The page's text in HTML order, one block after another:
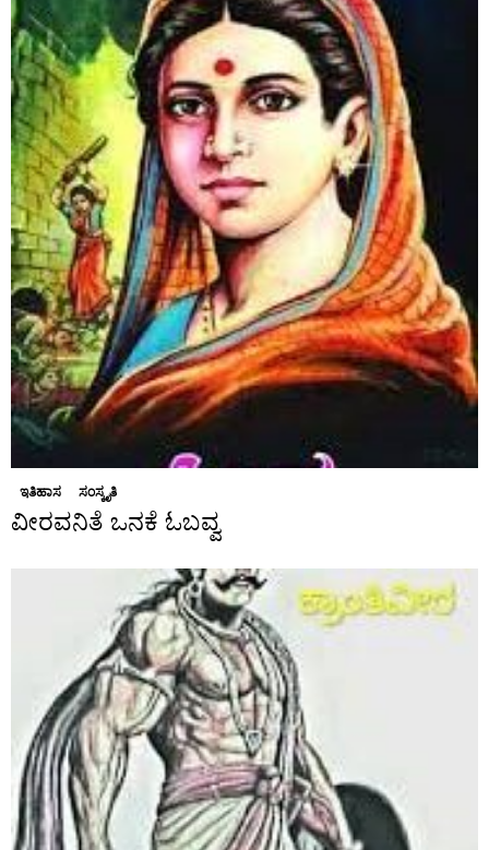
ಇತಿಹಾಸ ಸಂಸ್ಕೃತಿ
ವೀರವನಿತೆ ಒನಕೆ ಓಬವ್ವ